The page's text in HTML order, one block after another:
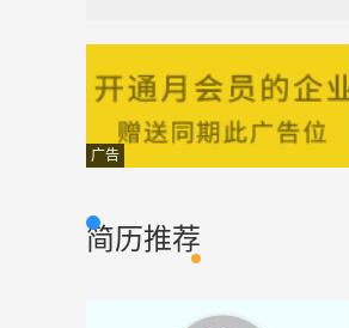
质量管理 质控安检
机械设计人员 其它类型
厨师 服务行业
广告
简历推荐